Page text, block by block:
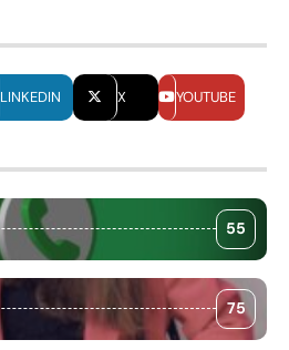
LINKEDIN X YOUTUBE
55
75